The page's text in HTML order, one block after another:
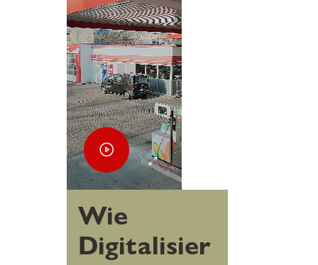
Wie
Digitalisier